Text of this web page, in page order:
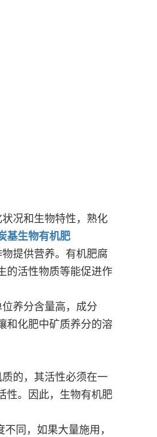
况和生物特性，熟化
基生物有机肥
提供营养。有机肥腐
的活性物质等能促进作
养分含量高，成分
和化肥中矿质养分的溶
的，其活性必须在一
性。因此，生物有机肥
同，如果大量施用，